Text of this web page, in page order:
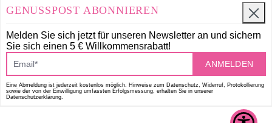
GENUSSPOST ABONNIEREN
Melden Sie sich jetzt für unseren Newsletter an und sichern
Sie sich einen 5 € Willkommensrabatt!
ANMELDEN
Eine Abmeldung ist jederzeit kostenlos möglich. Hinweise zum Datenschutz, Widerruf, Protokollierung
sowie der von der Einwilligung umfassten Erfolgsmessung, erhalten Sie in unserer
Datenschutzerklärung.